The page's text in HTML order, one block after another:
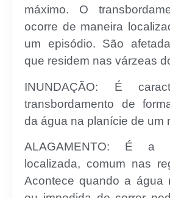
máximo. O
ocorre de maneira
um episódio. São
que residem nas várzeas
INUNDAÇÃO: É
transbordamento de
da água na planície de um
ALAGAMENTO: É a
localizada, comum nas
Acontece quando a água